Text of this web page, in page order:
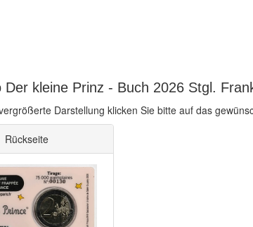
kleine Prinz - Buch 2026 Stgl.
Darstellung klicken Sie bitte auf das
Rückseite